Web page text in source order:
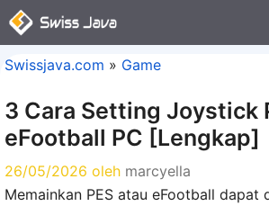
Langsung
ke
Swissjava.com » Game
3 Cara Setting Joystick
eFootball PC [Lengkap]
26/05/2026 oleh marcyella
Memainkan PES atau eFootball dapat